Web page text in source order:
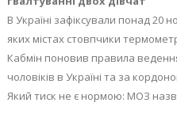
В Україні зафіксували понад 20
яких містах стовпчики
Кабмін поновив правила
чоловіків в Україні та за
Який тиск не є нормою: МОЗ